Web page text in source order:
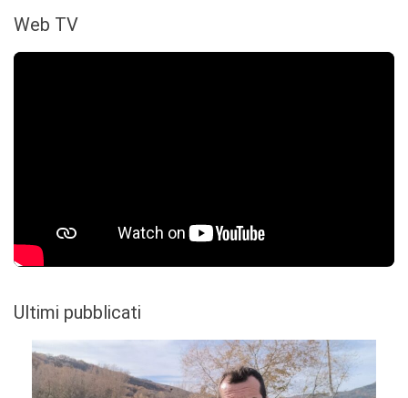
Web TV
Ultimi pubblicati